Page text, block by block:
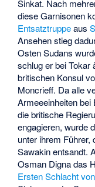
Sinkat. Nach
diese Garnisonen
Entsatztruppeaus
Ansehen stieg
Osten Sudans
schlug er bei Tokar
britischen Konsul
Moncrieff. Da alle
Armeeeinheiten
die britische
engagieren, wurde
unter ihrem Führer,
Sawakin entsandt.
Osman Digna das
Ersten Schlacht